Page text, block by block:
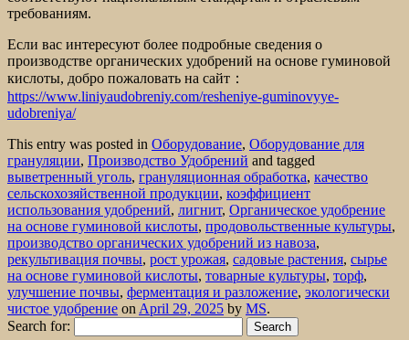
требованиям.
Если вас интересуют более подробные сведения о
производстве органических удобрений на основе гуминовой
кислоты, добро пожаловать на сайт：
https://www.liniyaudobreniy.com/resheniye-guminovyye-
udobreniya/
This entry was posted in Оборудование, Оборудование для
грануляции, Производство Удобрений and tagged
выветренный уголь, грануляционная обработка, качество
сельскохозяйственной продукции, коэффициент
использования удобрений, лигнит, Органическое удобрение
на основе гуминовой кислоты, продовольственные культуры,
производство органических удобрений из навоза,
рекультивация почвы, рост урожая, садовые растения, сырье
на основе гуминовой кислоты, товарные культуры, торф,
улучшение почвы, ферментация и разложение, экологически
чистое удобрение on April 29, 2025 by MS.
Search for: